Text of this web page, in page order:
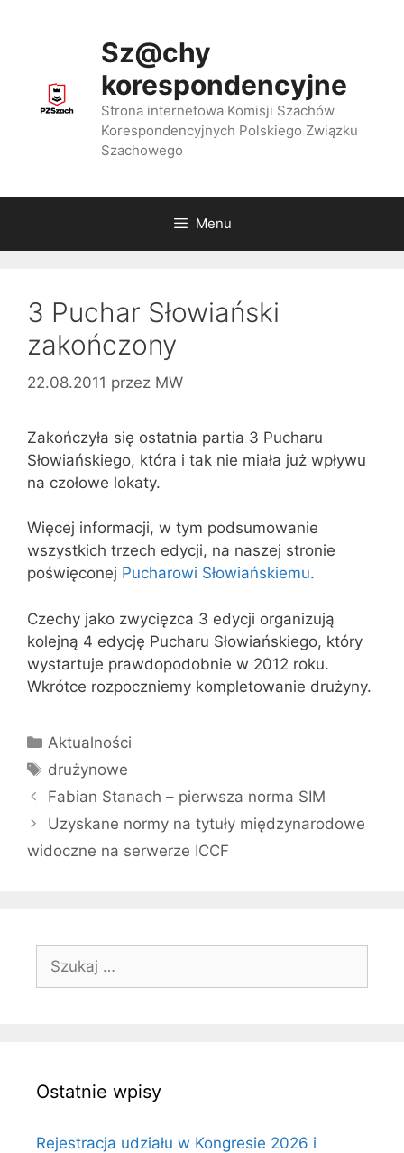
Sz@chy
korespondencyjne
Strona internetowa Komisji Szachów
Korespondencyjnych Polskiego Związku
Szachowego
Menu
3 Puchar Słowiański
zakończony
22.08.2011 przez MW
Zakończyła się ostatnia partia 3 Pucharu
Słowiańskiego, która i tak nie miała już wpływu
na czołowe lokaty.
Więcej informacji, w tym podsumowanie
wszystkich trzech edycji, na naszej stronie
poświęconej Pucharowi Słowiańskiemu.
Czechy jako zwycięzca 3 edycji organizują
kolejną 4 edycję Pucharu Słowiańskiego, który
wystartuje prawdopodobnie w 2012 roku.
Wkrótce rozpoczniemy kompletowanie drużyny.
Kategorie
Aktualności
Tagi
drużynowe
Fabian Stanach – pierwsza norma SIM
Uzyskane normy na tytuły międzynarodowe
widoczne na serwerze ICCF
Ostatnie wpisy
Rejestracja udziału w Kongresie 2026 i